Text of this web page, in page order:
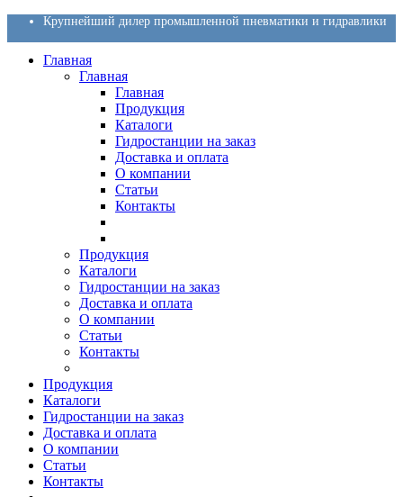
Крупнейший дилер промышленной пневматики и гидравлики
Главная
Главная
Главная
Продукция
Каталоги
Гидростанции на заказ
Доставка и оплата
О компании
Статьи
Контакты
Продукция
Каталоги
Гидростанции на заказ
Доставка и оплата
О компании
Статьи
Контакты
Продукция
Каталоги
Гидростанции на заказ
Доставка и оплата
О компании
Статьи
Контакты